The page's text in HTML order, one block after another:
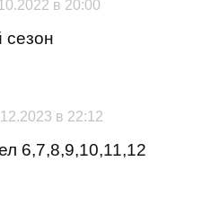
в 20:00
в 22:12
6,7,8,9,10,11,12